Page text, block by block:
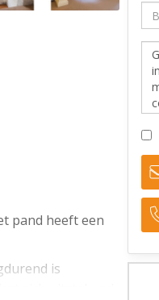
pand heeft een
is